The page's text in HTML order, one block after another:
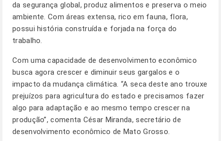
da segurança global, produz alimentos e preserva o meio
ambiente. Com áreas extensa, rico em fauna, flora,
possui história construída e forjada na força do
trabalho.
Com uma capacidade de desenvolvimento econômico
busca agora crescer e diminuir seus gargalos e o
impacto da mudança climática. “A seca deste ano trouxe
prejuízos para agricultura do estado e precisamos fazer
algo para adaptação e ao mesmo tempo crescer na
produção”, comenta César Miranda, secretário de
desenvolvimento econômico de Mato Grosso.